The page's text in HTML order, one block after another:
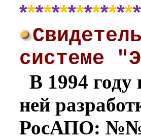
***************
системе
В 1994
ней
РосАПО: №№